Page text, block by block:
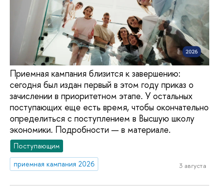
Приемная кампания близится к завершению:
сегодня был издан первый в этом году приказ о
зачислении в приоритетном этапе. У остальных
поступающих еще есть время, чтобы окончательно
определиться с поступлением в Высшую школу
экономики. Подробности — в материале.
Поступающим
приемная кампания 2026
3 августа